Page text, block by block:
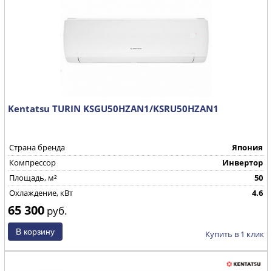
Kentatsu TURIN KSGU50HZAN1/KSRU50HZAN1
Страна бренда
Япония
Компрессор
Инвертор
Площадь, м²
50
Охлаждение, кВт
4.6
65 300 руб.
Купить в 1 клик